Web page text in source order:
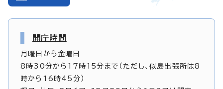
開庁時間
月曜日から金曜日
8時30分から17時15分まで（ただし、似島出張所は8
時から16時45分）